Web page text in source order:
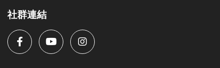
社群連結